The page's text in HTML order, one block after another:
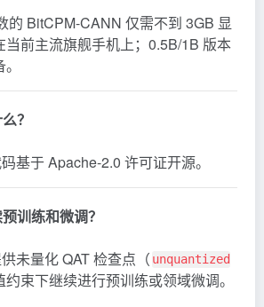
的 BitCPM-CANN 仅需不到 3GB 显
当前主流旗舰手机上；0.5B/1B 版本
？
基于 Apache-2.0 许可证开源。
训练和微调？
未量化 QAT 检查点（ unquantized
束下继续进行预训练或领域微调。